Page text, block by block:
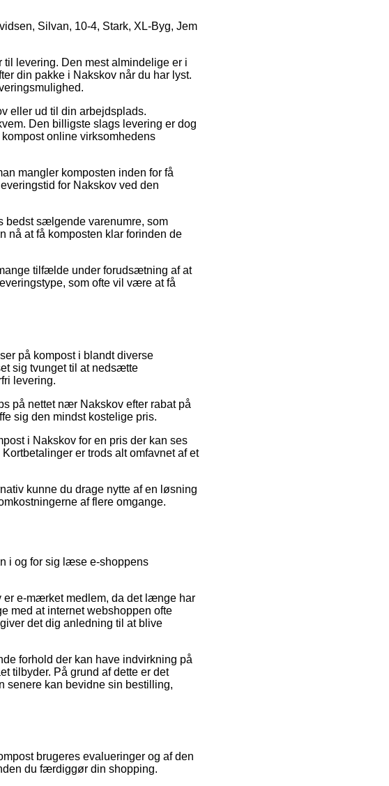
Silvan, 10-4, Stark, XL-Byg, Jem
levering. Den mest almindelige er i
din pakke i Nakskov når du har lyst.
eller ud til din arbejdsplads.
Den billigste slags levering er dog
online virksomhedens
mangler komposten inden for få
for Nakskov ved den
bedst sælgende varenumre, som
nå at få komposten klar forinden de
tilfælde under forudsætning af at
som ofte vil være at få
på kompost i blandt diverse
sig tvunget til at nedsætte
levering.
på nettet nær Nakskov efter rabat på
sig den mindst kostelige pris.
i Nakskov for en pris der kan ses
er trods alt omfavnet af et
kunne du drage nytte af en løsning
af flere omgange.
i og for sig læse e-shoppens
er e-mærket medlem, da det længe har
med at internet webshoppen ofte
det dig anledning til at blive
forhold der kan have indvirkning på
tilbyder. På grund af dette er det
senere kan bevidne sin bestilling,
brugeres evalueringer og af den
du færdiggør din shopping.